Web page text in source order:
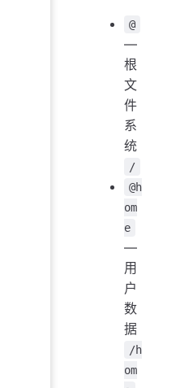
@
—
根
文
件
系
统
/
@h
om
e
—
用
户
数
据
/h
om